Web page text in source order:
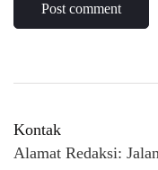
Kontak
Alamat Redaksi: